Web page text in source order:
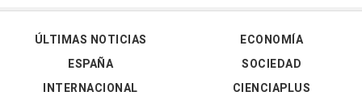
ÚLTIMAS NOTICIAS
ESPAÑA
INTERNACIONAL
ECONOMÍA
SOCIEDAD
CIENCIAPLUS